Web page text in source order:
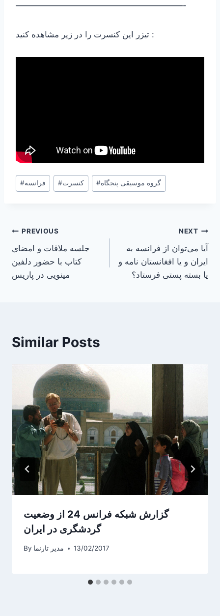
————————————————————-
تیزر این کنسرت را در زیر مشاهده کنید :
Post
Tags:
#فرانسه #کنسرت #گروه موسیقی پنجگاه
Post
navigation
PREVIOUS
جلسه ملاقات و امضای
کتاب با حضور دلفین
مینویی در پاریس
NEXT
آیا می‌توان از فرانسه به
ایران و یا افغانستان نامه و
یا بسته پستی فرستاد؟
Similar Posts
گزارش شبکه فرانس 24 از وضعیت
گردشگری در ایران
By مدیر تارنما 13/02/2017